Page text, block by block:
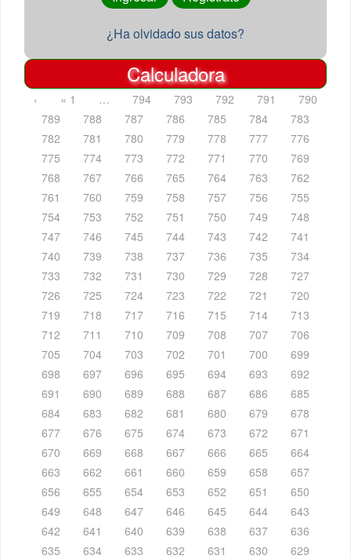
¿Ha olvidado sus datos?
Calculadora
‹ « 1 … 794 793 792 791
790
789
788 787 786 785 784
783
782
781 780 779 778 777
776
775
774 773 772 771 770
769
768
767 766 765 764 763
762
761
760 759 758 757 756
755
754
753 752 751 750 749
748
747
746 745 744 743 742
741
740
739 738 737 736 735
734
733
732 731 730 729 728
727
726
725 724 723 722 721
720
719
718 717 716 715 714
713
712
711 710 709 708 707
706
705
704 703 702 701 700
699
698
697 696 695 694 693
692
691
690 689 688 687 686
685
684
683 682 681 680 679
678
677
676 675 674 673 672
671
670
669 668 667 666 665
664
663
662 661 660 659 658
657
656
655 654 653 652 651
650
649
648 647 646 645 644
643
642
641 640 639 638 637
636
635
634 633 632 631 630
629